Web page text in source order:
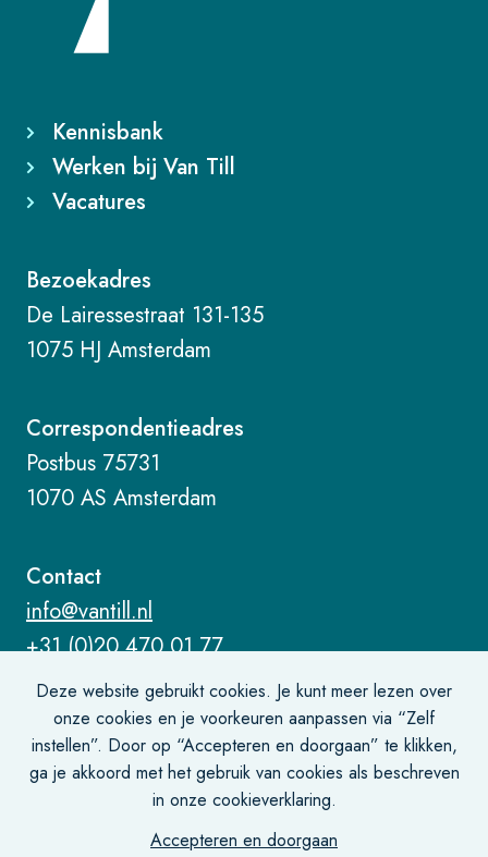
Deze website gebruikt cookies. Je kunt meer lezen over
onze cookies en je voorkeuren aanpassen via “Zelf
instellen”. Door op “Accepteren en doorgaan” te klikken,
ga je akkoord met het gebruik van cookies als beschreven
in onze cookieverklaring.
Accepteren en doorgaan
Kennisbank
Werken bij Van Till
Vacatures
Bezoekadres
De Lairessestraat 131-135
1075 HJ Amsterdam
Correspondentieadres
Postbus 75731
1070 AS Amsterdam
Contact
info@vantill.nl
+31 (0)20 470 01 77
Algemene voorwaarden
Privacy- en cookiebeleid
Disclaimer